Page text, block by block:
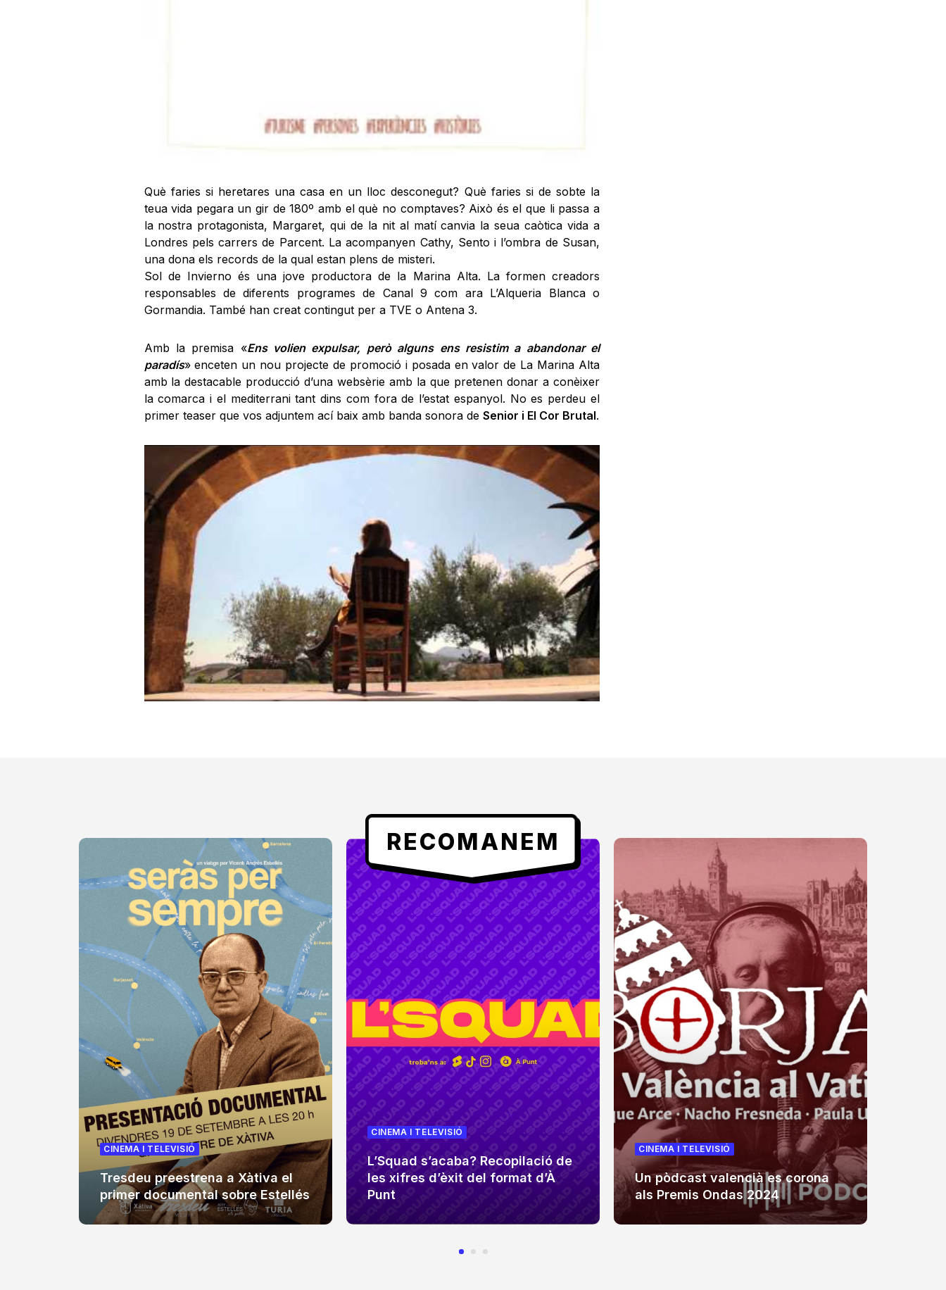
Què faries si heretares una casa en un lloc desconegut? Què faries si de sobte la
teua vida pegara un gir de 180º amb el què no comptaves? Això és el que li passa a
la nostra protagonista, Margaret, qui de la nit al matí canvia la seua caòtica vida a
Londres pels carrers de Parcent. La acompanyen Cathy, Sento i l’ombra de Susan,
una dona els records de la qual estan plens de misteri.
Sol de Invierno és una jove productora de la Marina Alta. La formen creadors
responsables de diferents programes de Canal 9 com ara L’Alqueria Blanca o
Gormandia. També han creat contingut per a TVE o Antena 3.
Amb la premisa «Ens volien expulsar, però alguns ens resistim a abandonar el
paradís» enceten un nou projecte de promoció i posada en valor de La Marina Alta
amb la destacable producció d’una websèrie amb la que pretenen donar a conèixer
la comarca i el mediterrani tant dins com fora de l’estat espanyol. No es perdeu el
primer teaser que vos adjuntem ací baix amb banda sonora de Senior i El Cor Brutal.
RECOMANEM
CINEMA I TELEVISIÓ
Tresdeu preestrena a Xàtiva el
primer documental sobre Estellés
CINEMA I TELEVISIÓ
L’Squad s’acaba? Recopilació de
les xifres d’èxit del format d’À
Punt
CINEMA I TELEVISIÓ
Un pòdcast valencià es corona
als Premis Ondas 2024